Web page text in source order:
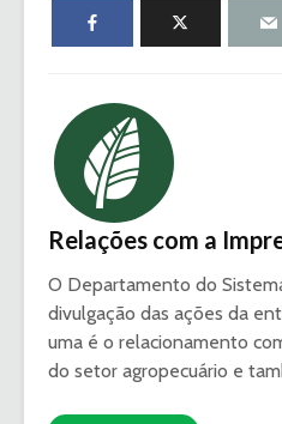
Relações com a
O Departamento do
divulgação das ações da
uma é o relacionamento
do setor agropecuário e